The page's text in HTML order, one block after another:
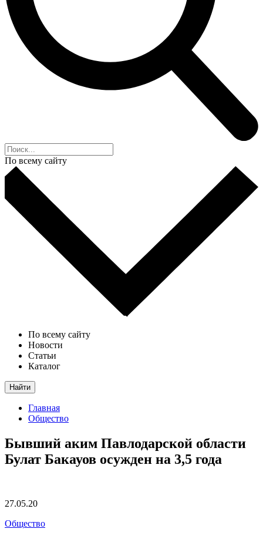
По всему сайту
По всему сайту
Новости
Статьи
Каталог
Найти
Главная
Общество
Бывший аким Павлодарской области
Булат Бакауов осужден на 3,5 года
27.05.20
Общество